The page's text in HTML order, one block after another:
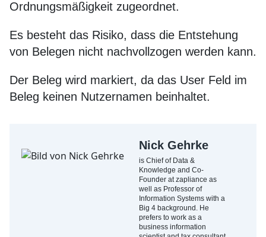
Ordnungsmäßigkeit zugeordnet.
Es besteht das Risiko, dass die Entstehung
von Belegen nicht nachvollzogen werden kann.
Der Beleg wird markiert, da das User Feld im
Beleg keinen Nutzernamen beinhaltet.
Nick Gehrke
is Chief of Data &
Knowledge and Co-
Founder at zapliance as
well as Professor of
Information Systems with a
Big 4 background. He
prefers to work as a
business information